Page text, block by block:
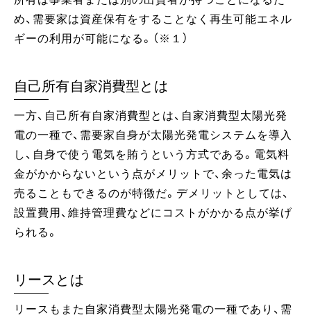
め、需要家は資産保有をすることなく再生可能エネル
ギーの利用が可能になる。（※１）
自己所有自家消費型とは
一方、自己所有自家消費型とは、自家消費型太陽光発
電の一種で、需要家自身が太陽光発電システムを導入
し、自身で使う電気を賄うという方式である。電気料
金がかからないという点がメリットで、余った電気は
売ることもできるのが特徴だ。デメリットとしては、
設置費用、維持管理費などにコストがかかる点が挙げ
られる。
リースとは
リースもまた自家消費型太陽光発電の一種であり、需